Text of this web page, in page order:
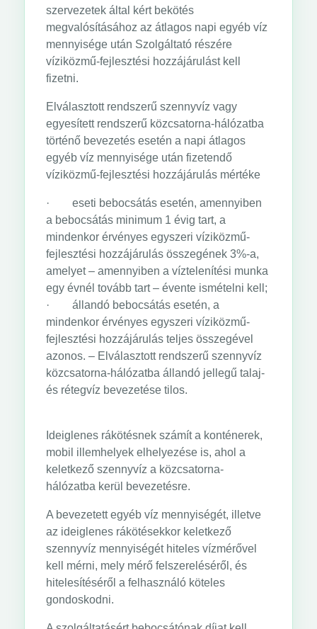
szervezetek által kért bekötés
megvalósításához az átlagos napi egyéb víz
mennyisége után Szolgáltató részére
víziközmű-fejlesztési hozzájárulást kell
fizetni.
Elválasztott rendszerű szennyvíz vagy
egyesített rendszerű közcsatorna-hálózatba
történő bevezetés esetén a napi átlagos
egyéb víz mennyisége után fizetendő
víziközmű-fejlesztési hozzájárulás mértéke
· eseti bebocsátás esetén, amennyiben
a bebocsátás minimum 1 évig tart, a
mindenkor érvényes egyszeri víziközmű-
fejlesztési hozzájárulás összegének 3%-a,
amelyet – amennyiben a víztelenítési munka
egy évnél tovább tart – évente ismételni kell;
· állandó bebocsátás esetén, a
mindenkor érvényes egyszeri víziközmű-
fejlesztési hozzájárulás teljes összegével
azonos. – Elválasztott rendszerű szennyvíz
közcsatorna-hálózatba állandó jellegű talaj-
és rétegvíz bevezetése tilos.
Ideiglenes rákötésnek számít a konténerek,
mobil illemhelyek elhelyezése is, ahol a
keletkező szennyvíz a közcsatorna-
hálózatba kerül bevezetésre.
A bevezetett egyéb víz mennyiségét, illetve
az ideiglenes rákötésekkor keletkező
szennyvíz mennyiségét hiteles vízmérővel
kell mérni, mely mérő felszereléséről, és
hitelesítéséről a felhasználó köteles
gondoskodni.